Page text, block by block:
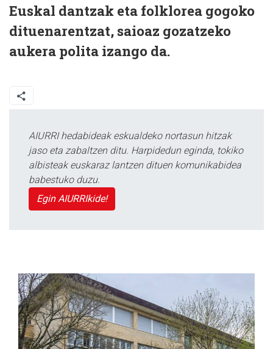
Euskal dantzak eta folklorea gogoko
dituenarentzat, saioaz gozatzeko
aukera polita izango da.
AIURRI hedabideak eskualdeko nortasun hitzak
jaso eta zabaltzen ditu. Harpidedun eginda, tokiko
albisteak euskaraz lantzen dituen komunikabidea
babestuko duzu.
Egin AIURRIkide!